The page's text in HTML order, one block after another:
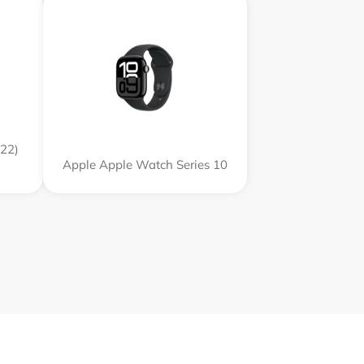
Apple Apple Watch Series 10